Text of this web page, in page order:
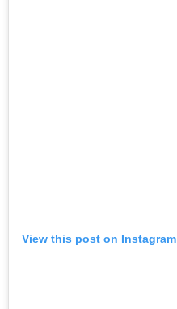
View this post on Instagram